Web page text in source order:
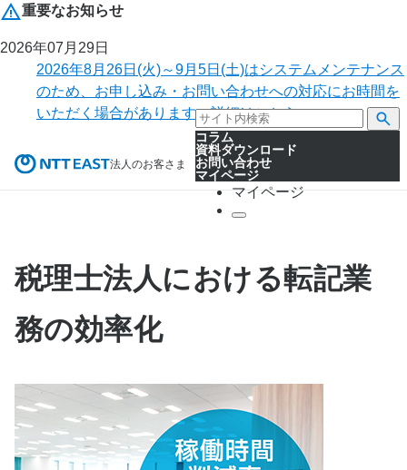
重要なお知らせ
2026年07月29日
2026年8月26日(火)～9月5日(土)はシステムメンテナンス
のため、お申し込み・お問い合わせへの対応にお時間を
いただく場合があります。詳細はこちら。
法人のお客さま
コラム
資料ダウンロード
お問い合わせ
マイページ
マイページ
税理士法人における転記業
務の効率化